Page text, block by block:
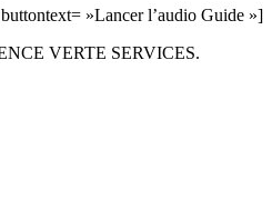
»Lancer l’audio Guide »]
VERTE SERVICES.